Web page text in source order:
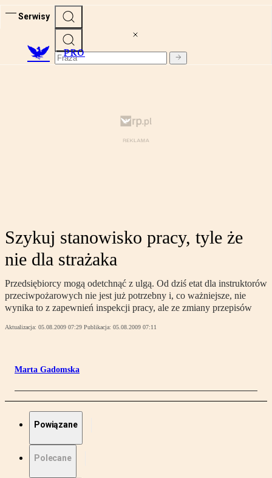
Serwisy
PRO
Szykuj stanowisko pracy, tyle że
nie dla strażaka
Przedsiębiorcy mogą odetchnąć z ulgą. Od dziś etat dla instruktorów
przeciwpożarowych nie jest już potrzebny i, co ważniejsze, nie
wynika to z zapewnień inspekcji pracy, ale ze zmiany przepisów
Aktualizacja: 05.08.2009 07:29 Publikacja: 05.08.2009 07:11
Marta Gadomska
Powiązane
Polecane